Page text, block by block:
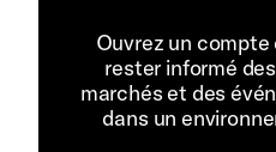
Ouvrez un
rester informé
marchés et des
dans un